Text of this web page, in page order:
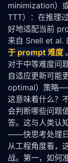
minimization）
TTT）：在推理
好地适配当前
来自 Snell et al.
于 prompt 难度
对于中等难度问
自适应更新可能
optimal） 策略
这意味着什么？
会判断哪些问题
答。这与人类认
——快思考处理日
从工程角度看，
战。第一，如何